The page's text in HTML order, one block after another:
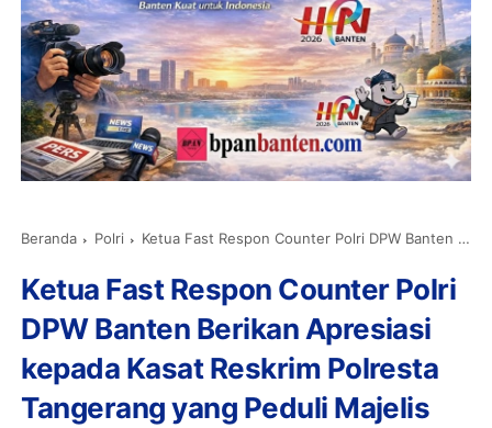
Beranda Polri Ketua Fast Respon Counter Polri DPW Banten Berikan Apresiasi kepada Kasat Reskrim Polresta Tangerang yang Peduli Majelis Taklim
Ketua Fast Respon Counter Polri
DPW Banten Berikan Apresiasi
kepada Kasat Reskrim Polresta
Tangerang yang Peduli Majelis